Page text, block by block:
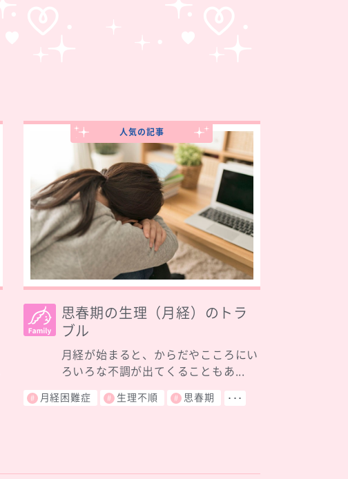
人気の記事
思春期の生理（月経）のトラ
ブル
月経が始まると、からだやこころにい
ろいろな不調が出てくることもあ...
月経困難症 生理不順 思春期 ･･･